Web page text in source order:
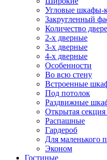
Угловые шкафы-
Закругленный
Количество
2-х дверные
3-х дверные
4-х дверные
Особенности
Во всю стену
Встроенные
Под потолок
Раздвижные
Открытая
Распашные
Гардероб
Для маленького
Эконом
Гостиные